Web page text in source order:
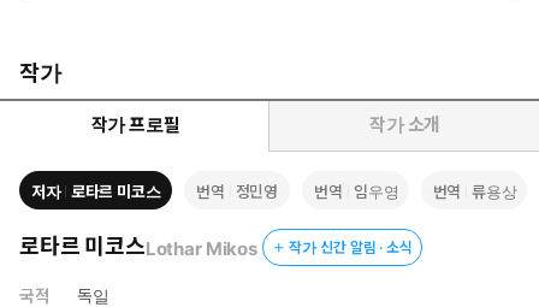
작가
작가 프로필 작가 소개
저자 로타르 미코스 번역 정민영 번역 임우영 번역 류용상
로타르 미코스Lothar Mikos 작가 신간 알림 · 소식
국적
독일